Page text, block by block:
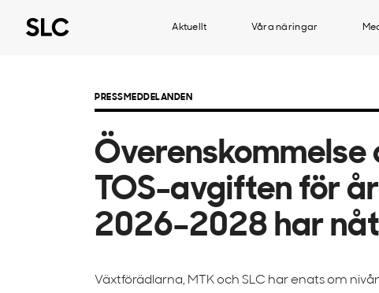
Aktuellt Våra näringar
PRESSMEDDELANDEN
Överenskommelse
TOS-avgiften för
2026–2028 har
Växtförädlarna, MTK och SLC har enats om